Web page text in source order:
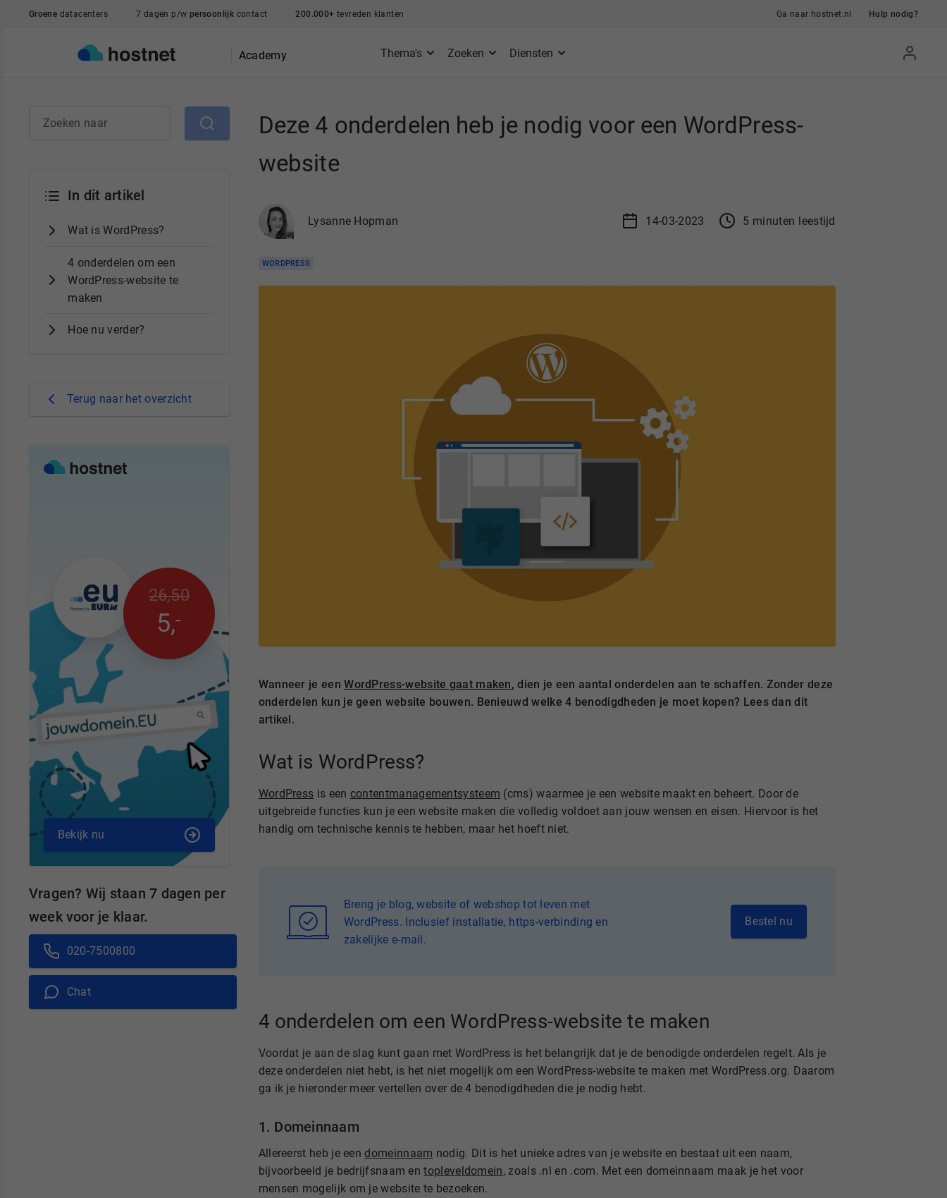
Ga naar de hoofdinhoud
Groene datacenters 7 dagen p/w persoonlijk contact 200.000+ tevreden klanten Ga naar hostnet.nl Hulp nodig?
Academy Thema's Zoeken Diensten
Zoeken naar
In dit artikel
Wat is WordPress?
4 onderdelen om een
WordPress-website te
maken
Hoe nu verder?
Terug naar het overzicht
26,50
5,-
Bekijk nu
Vragen? Wij staan 7 dagen per
week voor je klaar.
020-7500800
Chat
Deze 4 onderdelen heb je nodig voor een WordPress-
website
Lysanne Hopman 14-03-2023 5 minuten leestijd
WORDPRESS
Wanneer je eenWordPress-website gaat maken, dien je een aantal onderdelen aan te schaffen. Zonder deze
onderdelen kun je geen website bouwen. Benieuwd welke 4 benodigdheden je moet kopen? Lees dan dit
artikel.
Wat is WordPress?
WordPress is een contentmanagementsysteem (cms) waarmee je een website maakt en beheert. Door de
uitgebreide functies kun je een website maken die volledig voldoet aan jouw wensen en eisen. Hiervoor is het
handig om technische kennis te hebben, maar het hoeft niet.
Breng je blog, website of webshop tot leven met
WordPress. Inclusief installatie, https-verbinding en
zakelijke e-mail.
Bestel nu
4 onderdelen om een WordPress-website te maken
Voordat je aan de slag kunt gaan met WordPress is het belangrijk dat je de benodigde onderdelen regelt. Als je
deze onderdelen niet hebt, is het niet mogelijk om een WordPress-website te maken met WordPress.org. Daarom
ga ik je hieronder meer vertellen over de 4 benodigdheden die je nodig hebt.
1. Domeinnaam
Allereerst heb je een domeinnaam nodig. Dit is het unieke adres van je website en bestaat uit een naam,
bijvoorbeeld je bedrijfsnaam entopleveldomein, zoals .nl en .com. Met een domeinnaam maak je het voor
mensen mogelijk om je website te bezoeken.